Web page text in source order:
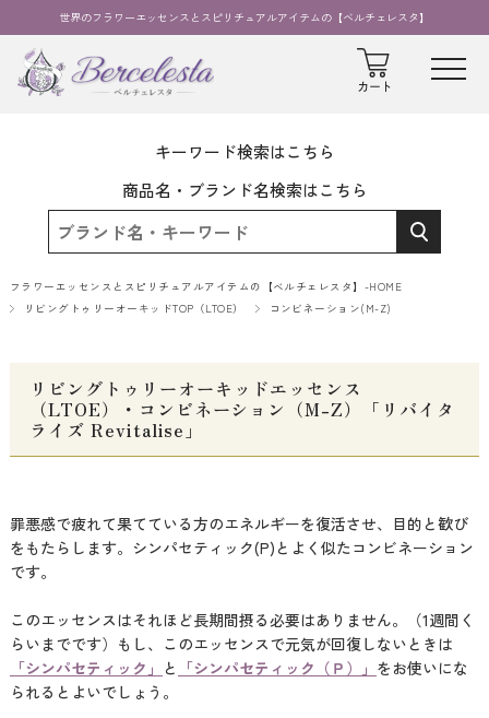
世界のフラワーエッセンスとスピリチュアルアイテムの【ベルチェレスタ】
キーワード検索はこちら
商品名・ブランド名検索はこちら
フラワーエッセンスとスピリチュアルアイテムの【ベルチェレスタ】-HOME
リビングトゥリーオーキッドTOP（LTOE）
コンビネーション(M-Z)
リビングトゥリーオーキッドエッセンス
（LTOE）・コンビネーション（M-Z）「リバイタ
ライズ Revitalise」
罪悪感で疲れて果てている方のエネルギーを復活させ、目的と歓び
をもたらします。シンパセティック(P)とよく似たコンビネーション
です。
このエッセンスはそれほど長期間摂る必要はありません。（1週間く
らいまでです）もし、このエッセンスで元気が回復しないときは
「シンパセティック」 と 「シンパセティック（Ｐ）」 をお使いにな
られるとよいでしょう。